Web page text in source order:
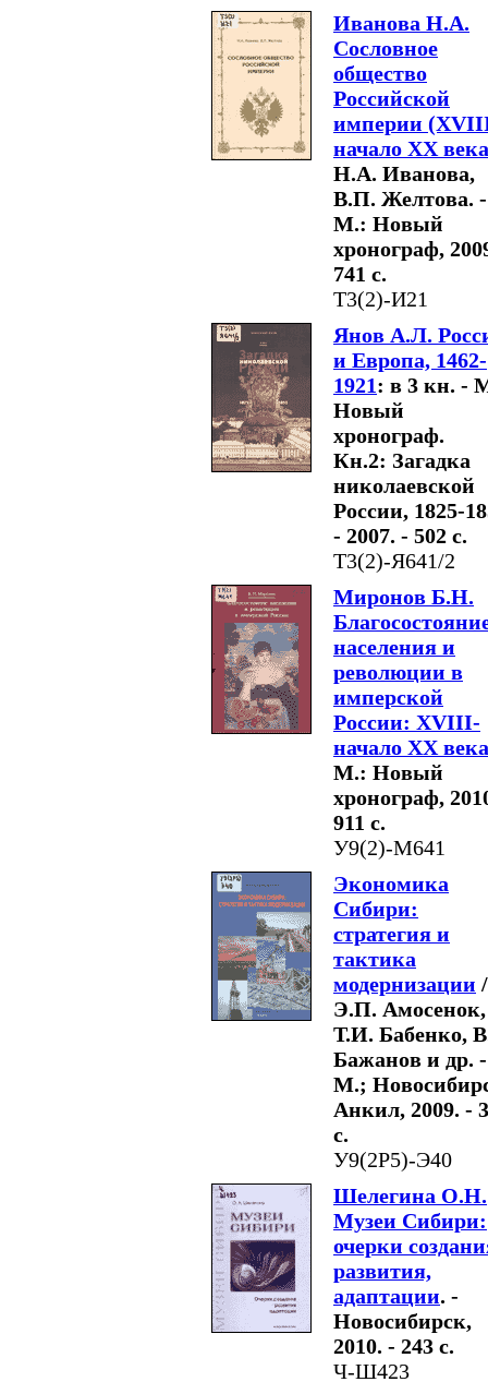
Иванова Н.А.
Сословное
общество
Российской
империи
начало XX
Н.А. Иванова,
В.П. Желтова. -
М.: Новый
хронограф,
741 с.
Т3(2)-И21
Янов А.Л.
и Европа, 1462-
1921: в 3 кн. -
Новый
хронограф.
Кн.2: Загадка
николаевской
России, 1825-
- 2007. - 502 с.
Т3(2)-Я641/2
Миронов Б.Н.
населения и
революции в
имперской
России: XVIII-
начало XX века
М.: Новый
хронограф,
911 с.
У9(2)-М641
Экономика
Сибири:
стратегия и
тактика
модернизации /
Э.П. Амосенок,
Т.И. Бабенко,
Бажанов и др. -
М.;
Анкил, 2009. -
с.
У9(2Р5)-Э40
Шелегина О.Н.
Музеи Сибири:
очерки
развития,
адаптации. -
Новосибирск,
2010. - 243 с.
Ч-Ш423